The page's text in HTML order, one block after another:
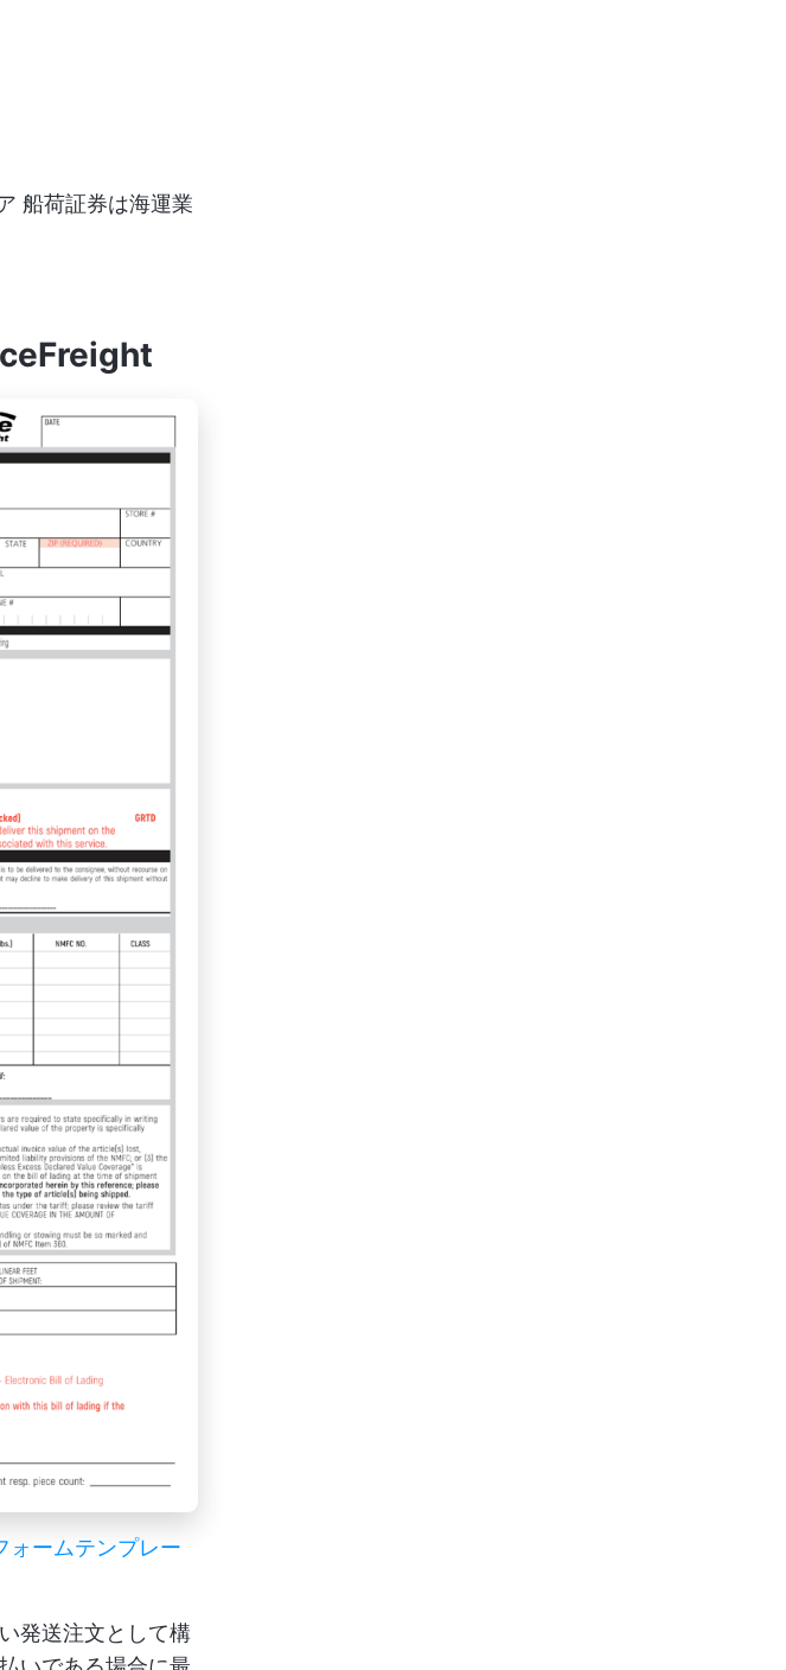
船荷証券は海運業
ォームテンプレー
発送注文として構